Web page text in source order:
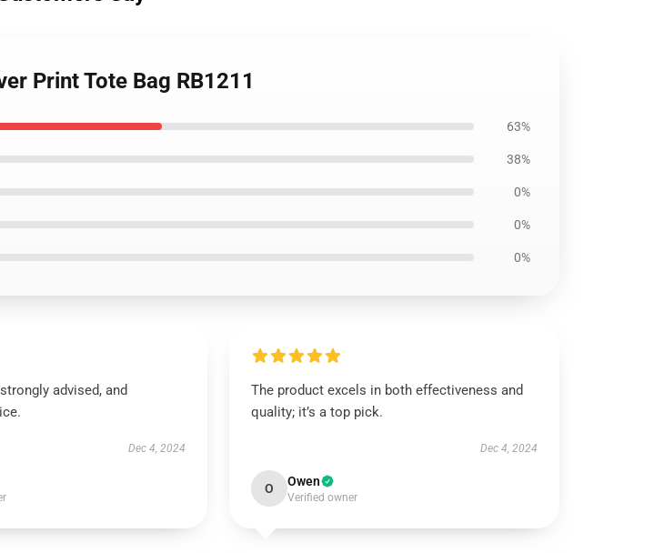
Print Tote Bag RB1211
63%
38%
0%
0%
0%
advised, and
Dec 4, 2024
The product excels in both effectiveness and
quality; it’s a top pick.
Dec 4, 2024
O Owen
Verified owner